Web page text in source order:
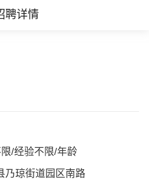
聘详情
/经验不限/年龄
乃琼街道园区南路